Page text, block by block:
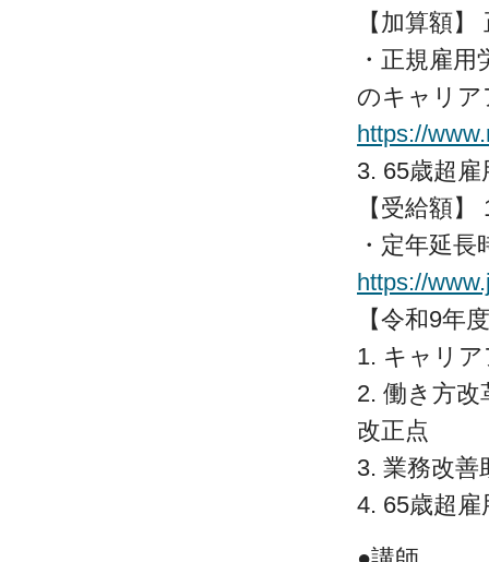
【加算額
・正規雇
のキャリア
https://
3. 65歳超
【受給額
・定年延
https://
【令和9年
1. キャリ
2. 働き方改
改正点
3. 業務改善
4. 65歳超